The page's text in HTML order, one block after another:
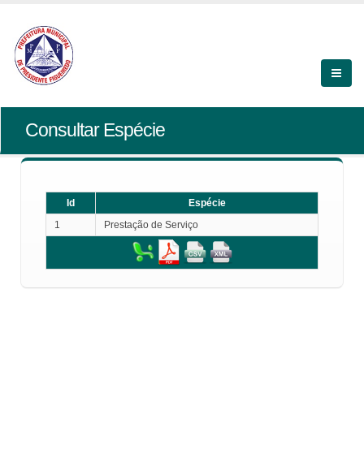
Consultar Espécie
Id
Espécie
1
Prestação de Serviço